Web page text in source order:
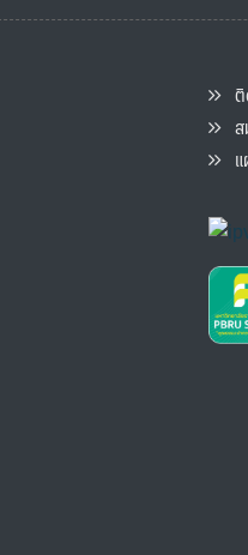
ติด
สมุ
แผ